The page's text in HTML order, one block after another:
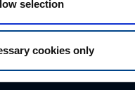
selection
cookies only
loa oma
et tellitud sisu